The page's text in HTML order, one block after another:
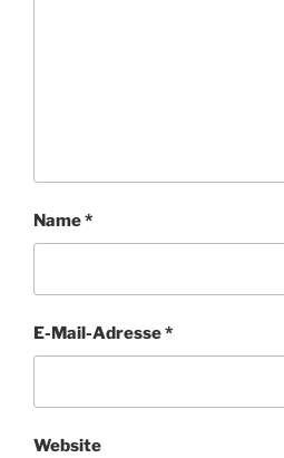
Name*
E-Mail-Adresse*
Website